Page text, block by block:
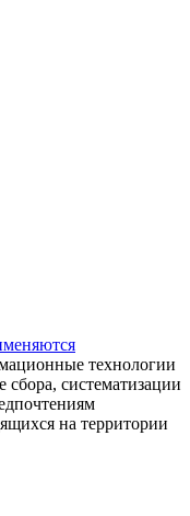
технологии
систематизации
на территории